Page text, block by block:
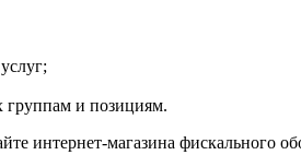
группам и позициям.
интернет-магазина фискального